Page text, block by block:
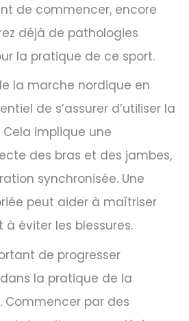
de commencer, encore
déjà de pathologies
la pratique de ce sport.
la marche nordique en
de s’assurer d’utiliser la
implique une
des bras et des jambes,
synchronisée. Une
peut aider à maîtriser
éviter les blessures.
de progresser
la pratique de la
Commencer par des